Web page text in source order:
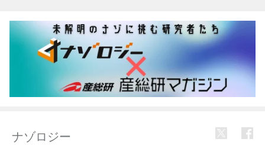
ナゾロジー